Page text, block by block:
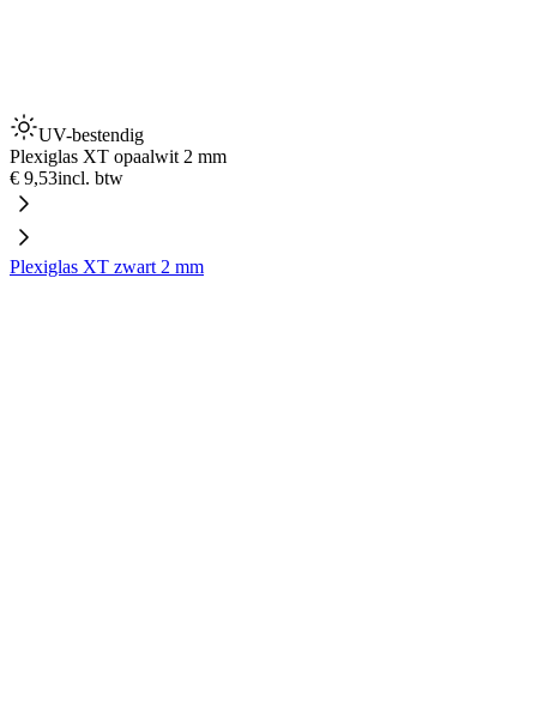
UV-bestendig
Plexiglas XT opaalwit 2 mm
€ 9,53incl. btw
Plexiglas XT zwart 2 mm